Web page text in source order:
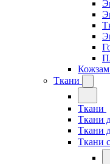
Ткани
Ткани
Ткани
Ткани
Ткани